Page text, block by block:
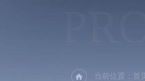
当前位置： 首